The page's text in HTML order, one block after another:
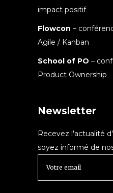
impact positif
Flowcon –
Agile / Kanban
School of PO –
Product Ownership
Newsletter
Recevez l'actualité
soyez informé de